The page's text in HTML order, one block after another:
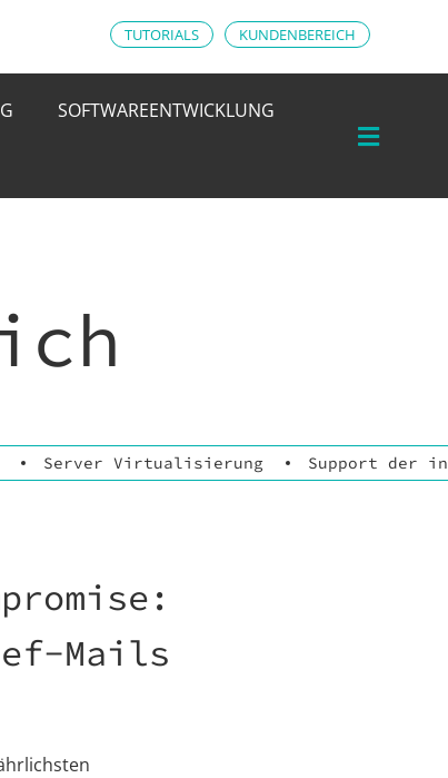
TUTORIALS KUNDENBEREICH
SOFTWAREENTWICKLUNG
Server Virtualisierung Support der
Mails